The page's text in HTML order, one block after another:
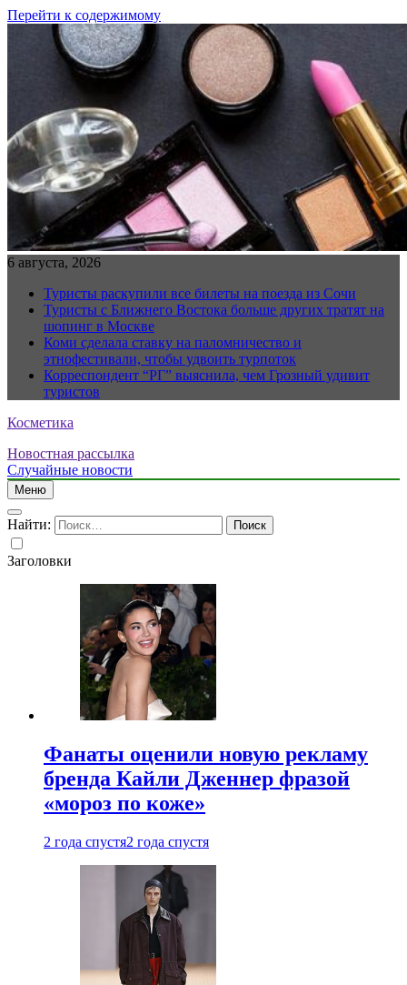
Перейти к содержимому
6 августа, 2026
Туристы раскупили все билеты на поезда из Сочи
Туристы с Ближнего Востока больше других тратят на
шопинг в Москве
Коми сделала ставку на паломничество и
этнофестивали, чтобы удвоить турпоток
Корреспондент “РГ” выяснила, чем Грозный удивит
туристов
Косметика
Новостная рассылка
Случайные новости
Меню
Найти:
Заголовки
Фанаты оценили новую рекламу
бренда Кайли Дженнер фразой
«мороз по коже»
2 года спустя2 года спустя